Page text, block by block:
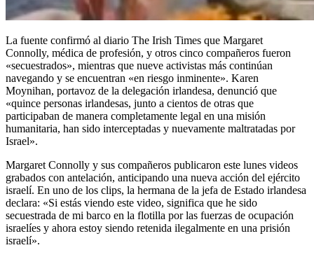
La fuente confirmó al diario The Irish Times que Margaret
Connolly, médica de profesión, y otros cinco compañeros fueron
«secuestrados», mientras que nueve activistas más continúan
navegando y se encuentran «en riesgo inminente». Karen
Moynihan, portavoz de la delegación irlandesa, denunció que
«quince personas irlandesas, junto a cientos de otras que
participaban de manera completamente legal en una misión
humanitaria, han sido interceptadas y nuevamente maltratadas por
Israel».
Margaret Connolly y sus compañeros publicaron este lunes videos
grabados con antelación, anticipando una nueva acción del ejército
israelí. En uno de los clips, la hermana de la jefa de Estado irlandesa
declara: «Si estás viendo este video, significa que he sido
secuestrada de mi barco en la flotilla por las fuerzas de ocupación
israelíes y ahora estoy siendo retenida ilegalmente en una prisión
israelí».